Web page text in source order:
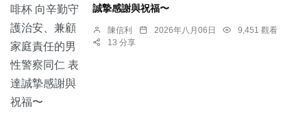
誠摯感謝與祝福〜
陳信利 2026年八月06日
9,451 觀看
13 分享